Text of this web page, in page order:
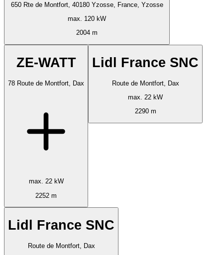
650 Rte de Montfort, 40180 Yzosse, France, Yzosse
max. 120 kW
2004 m
ZE-WATT
78 Route de Montfort, Dax
max. 22 kW
2252 m
Lidl France SNC
Route de Montfort, Dax
max. 22 kW
2290 m
Lidl France SNC
Route de Montfort, Dax